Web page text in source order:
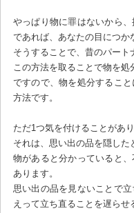
やっぱり物に罪はないから
であれば、あなたの目につか
そうすることで、昔のパート
この方法を取ることで物を処
ですので、物を処分するこ
方法です。
ただ1つ気を付けることがあり
それは、思い出の品を隠した
物があると分かっていると
あります。
思い出の品を見ないことで
えって立ち直ることを遅らせ